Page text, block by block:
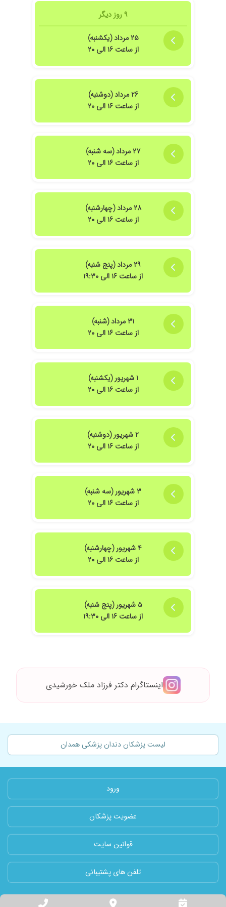
۹ روز دیگر
۲۵ مرداد (یکشنبه)
از ساعت ۱۶ الی ۲۰
۲۶ مرداد (دوشنبه)
از ساعت ۱۶ الی ۲۰
۲۷ مرداد (سه شنبه)
از ساعت ۱۶ الی ۲۰
۲۸ مرداد (چهارشنبه)
از ساعت ۱۶ الی ۲۰
۲۹ مرداد (پنج شنبه)
از ساعت ۱۶ الی ۱۹:۳۰
۳۱ مرداد (شنبه)
از ساعت ۱۶ الی ۲۰
۱ شهریور (یکشنبه)
از ساعت ۱۶ الی ۲۰
۲ شهریور (دوشنبه)
از ساعت ۱۶ الی ۲۰
۳ شهریور (سه شنبه)
از ساعت ۱۶ الی ۲۰
۴ شهریور (چهارشنبه)
از ساعت ۱۶ الی ۲۰
۵ شهریور (پنج شنبه)
از ساعت ۱۶ الی ۱۹:۳۰
اینستاگرام دکتر فرزاد ملک خورشیدی
لیست پزشکان دندان پزشکی همدان
ورود
عضویت پزشکان
قوانین سایت
تلفن های پشتیبانی